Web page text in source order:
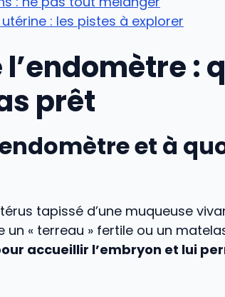
: les pistes à explorer
l’endomètre :
prêt
et à
tapissé d’une muqueuse
un « terreau » fertile ou un
accueillir l’embryon et lui